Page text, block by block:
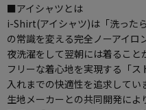
■アイシャツとは
i-Shirt(アイシャツ)は「洗った
の常識を変える完全ノーアイロ
夜洗濯をして翌朝には着るこ
フリーな着心地を実現する「
入れまでの快適性を追求してい
生地メーカーとの共同開発によ